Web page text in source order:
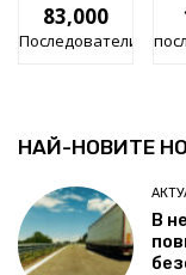
83,000
Последователи
НАЙ-НОВИТЕ
В